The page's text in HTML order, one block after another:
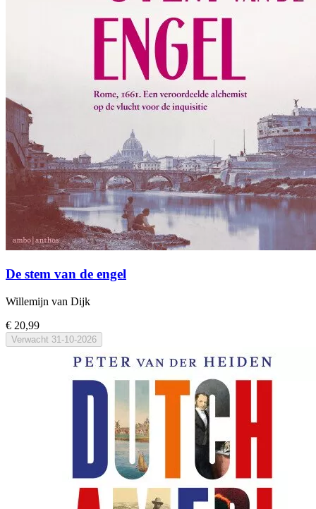
De stem van de engel
Willemijn van Dijk
€ 20,99
Verwacht 31-10-2026